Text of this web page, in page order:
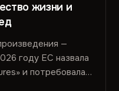
жизни и
—
году EC назвала
и потребовала